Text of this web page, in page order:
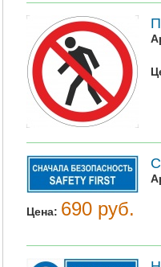
Цена: 690 руб.